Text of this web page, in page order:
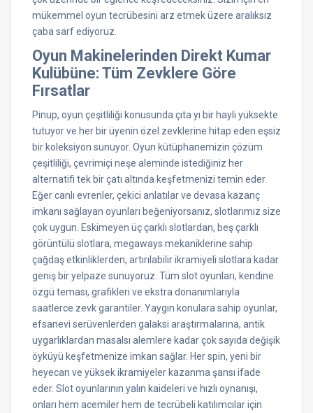
mükemmel oyun tecrübesini arz etmek üzere aralıksız
çaba sarf ediyoruz.
Oyun Makinelerinden Direkt Kumar
Kulübüne: Tüm Zevklere Göre
Fırsatlar
Pinup, oyun çeşitliliği konusunda çıta yı bir hayli yüksekte
tutuyor ve her bir üyenin özel zevklerine hitap eden eşsiz
bir koleksiyon sunuyor. Oyun kütüphanemizin çözüm
çeşitliliği, çevrimiçi neşe aleminde istediğiniz her
alternatifi tek bir çatı altında keşfetmenizi temin eder.
Eğer canlı evrenler, çekici anlatılar ve devasa kazanç
imkanı sağlayan oyunları beğeniyorsanız, slotlarımız size
çok uygun. Eskimeyen üç çarklı slotlardan, beş çarklı
görüntülü slotlara, megaways mekaniklerine sahip
çağdaş etkinliklerden, artırılabilir ikramiyeli slotlara kadar
geniş bir yelpaze sunuyoruz. Tüm slot oyunları, kendine
özgü teması, grafikleri ve ekstra donanımlarıyla
saatlerce zevk garantiler. Yaygın konulara sahip oyunlar,
efsanevi serüvenlerden galaksi araştırmalarına, antik
uygarlıklardan masalsı alemlere kadar çok sayıda değişik
öyküyü keşfetmenize imkan sağlar. Her spin, yeni bir
heyecan ve yüksek ikramiyeler kazanma şansı ifade
eder. Slot oyunlarının yalın kaideleri ve hızlı oynanışı,
onları hem acemiler hem de tecrübeli katılımcılar için